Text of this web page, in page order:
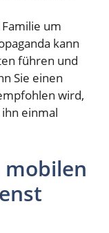
um
kann
führen und
Sie einen
wird,
ihn einmal
mobilen